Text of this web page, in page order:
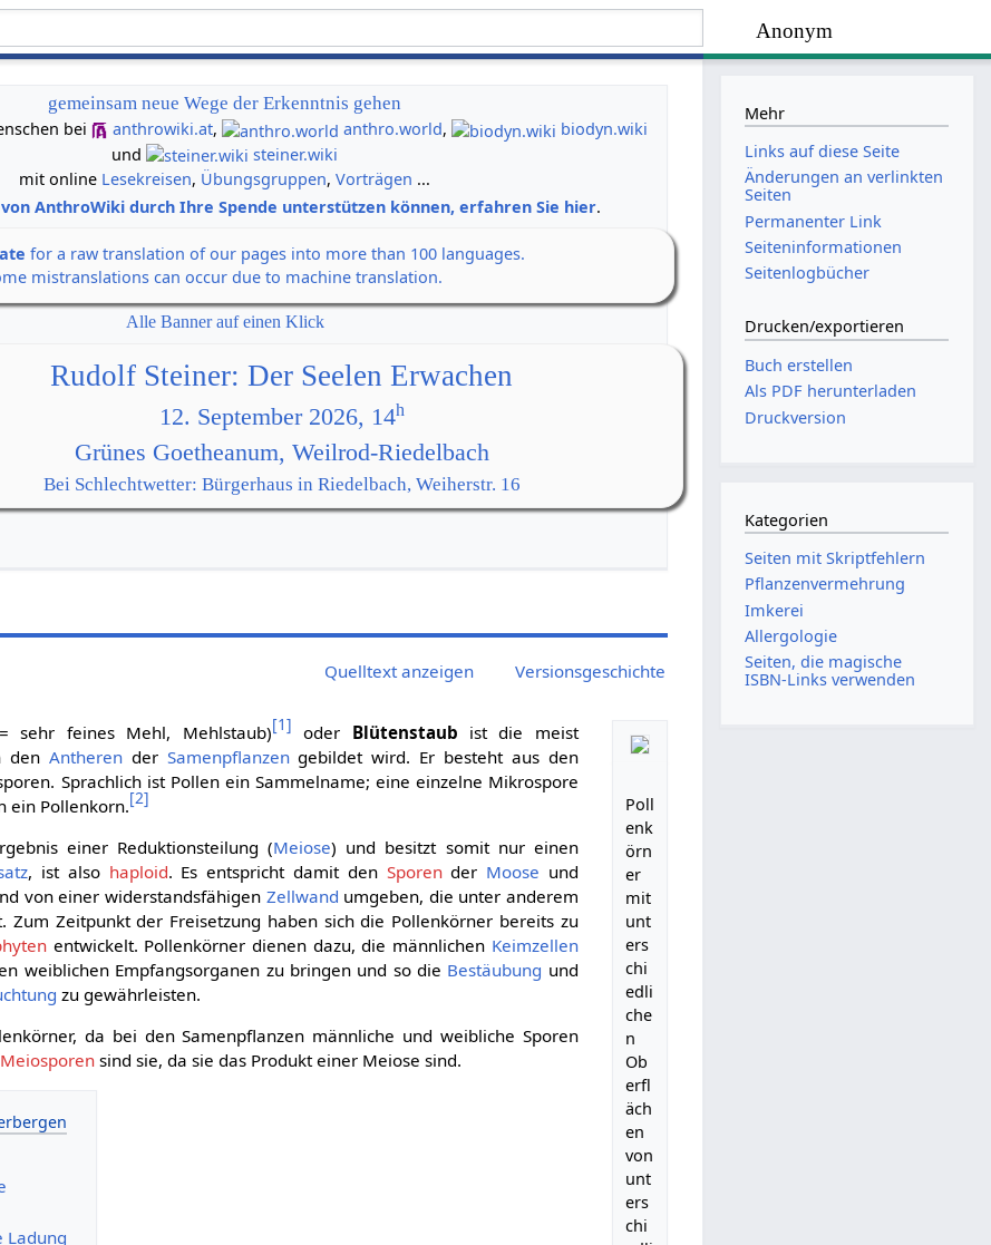
Anonym
gemeinsam neue Wege der Erkenntnis gehen
bei
anthrowiki.at, anthro.world,
biodyn.wiki
und
steiner.wiki
mit online Lesekreisen, Übungsgruppen,Vorträgen ...
AnthroWiki durch Ihre Spende unterstützen können, erfahren Sie hier.
for a raw translation of our pages into more than 100 languages.
mistranslations can occur due to machine translation.
Alle Banner auf einen Klick
Rudolf Steiner: Der Seelen Erwachen
12. September 2026, 14h
Grünes Goetheanum, Weilrod-Riedelbach
Bei Schlechtwetter: Bürgerhaus in Riedelbach, Weiherstr. 16
Quelltext anzeigen Versionsgeschichte
Poll
enk
örn
er
mit
unt
ers
chi
edli
che
n
Ob
erfl
äch
en
von
unt
ers
chi
sehr feines Mehl, Mehlstaub)[1] oder Blütenstaub ist die meist
den Antherender Samenpflanzengebildet wird. Er besteht aus den
Sprachlich ist Pollen ein Sammelname; eine einzelne Mikrospore
ein Pollenkorn.[2]
einer Reduktionsteilung (Meiose) und besitzt somit nur einen
, ist also haploid. Es entspricht damit den Sporender Moose und
von einer widerstandsfähigen Zellwand umgeben, die unter anderem
Zum Zeitpunkt der Freisetzung haben sich die Pollenkörner bereits zu
entwickelt. Pollenkörner dienen dazu, die männlichen Keimzellen
weiblichen Empfangsorganen zu bringen und so die Bestäubung und
zu gewährleisten.
da bei den Samenpflanzen männliche und weibliche Sporen
Meiosporen sind sie, da sie das Produkt einer Meiose sind.
Ladung
Mehr
Links auf diese Seite
Änderungen an verlinkten
Seiten
Permanenter Link
Seiten­­informationen
Seitenlogbücher
Drucken/­exportieren
Buch erstellen
Als PDF herunterladen
Druckversion
Kategorien
Seiten mit Skriptfehlern
Pflanzenvermehrung
Imkerei
Allergologie
Seiten, die magische
ISBN-Links verwenden